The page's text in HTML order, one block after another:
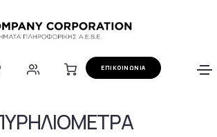
ΕΠΙΚΟΙΝΩΝΙΑ